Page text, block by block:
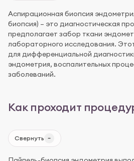
Аспирационная биопсия
биопсия) – это диагностическая
предполагает забор ткани
лабораторного исследования.
для дифференциальной
эндометрия, воспалительных
заболеваний.
Как проходит
Свернуть